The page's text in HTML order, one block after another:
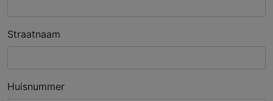
Straatnaam
Huisnummer